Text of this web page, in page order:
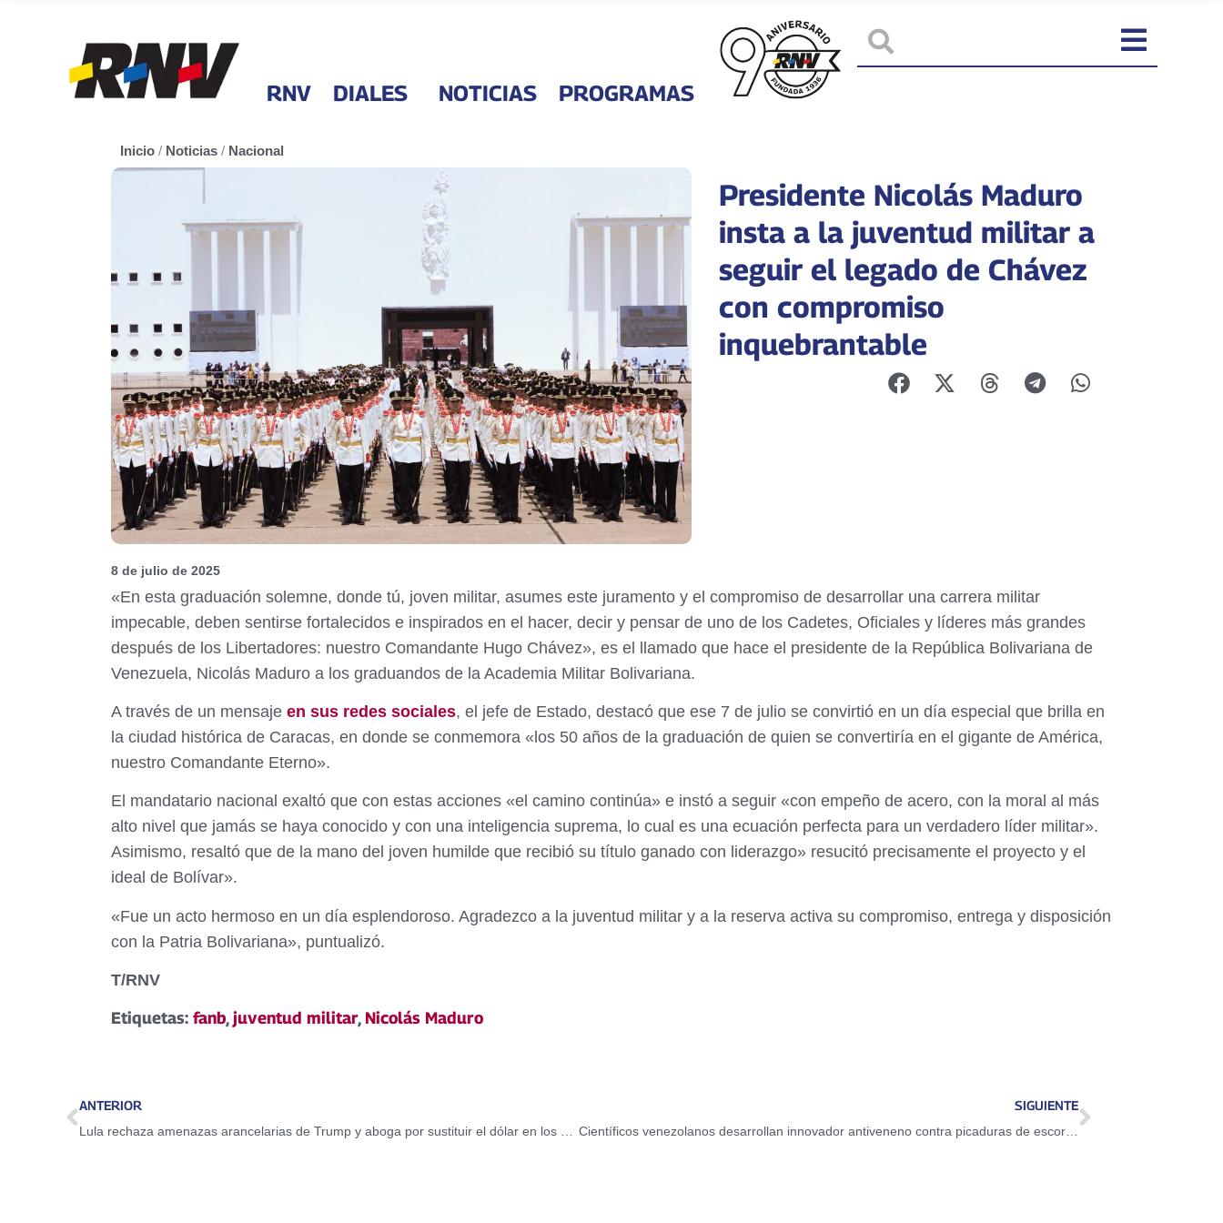
RNV DIALES NOTICIAS PROGRAMAS
Inicio / Noticias / Nacional
Presidente Nicolás Maduro
insta a la juventud militar a
seguir el legado de Chávez
con compromiso
inquebrantable
8 de julio de 2025
«En esta graduación solemne, donde tú, joven militar, asumes este juramento y el compromiso de desarrollar una carrera militar
impecable, deben sentirse fortalecidos e inspirados en el hacer, decir y pensar de uno de los Cadetes, Oficiales y líderes más grandes
después de los Libertadores: nuestro Comandante Hugo Chávez», es el llamado que hace el presidente de la República Bolivariana de
Venezuela, Nicolás Maduro a los graduandos de la Academia Militar Bolivariana.
A través de un mensaje en sus redes sociales, el jefe de Estado, destacó que ese 7 de julio se convirtió en un día especial que brilla en
la ciudad histórica de Caracas, en donde se conmemora «los 50 años de la graduación de quien se convertiría en el gigante de América,
nuestro Comandante Eterno».
El mandatario nacional exaltó que con estas acciones «el camino continúa» e instó a seguir «con empeño de acero, con la moral al más
alto nivel que jamás se haya conocido y con una inteligencia suprema, lo cual es una ecuación perfecta para un verdadero líder militar».
Asimismo, resaltó que de la mano del joven humilde que recibió su título ganado con liderazgo» resucitó precisamente el proyecto y el
ideal de Bolívar».
«Fue un acto hermoso en un día esplendoroso. Agradezco a la juventud militar y a la reserva activa su compromiso, entrega y disposición
con la Patria Bolivariana», puntualizó.
T/RNV
Etiquetas: fanb,juventud militar, Nicolás Maduro
ANTERIOR SIGUIENTE